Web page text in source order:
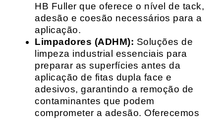
HB Fuller que oferece o nível de tack,
adesão e coesão necessários para a
aplicação.
Limpadores (ADHM): Soluções de
limpeza industrial essenciais para
preparar as superfícies antes da
aplicação de fitas dupla face e
adesivos, garantindo a remoção de
contaminantes que podem
comprometer a adesão. Oferecemos